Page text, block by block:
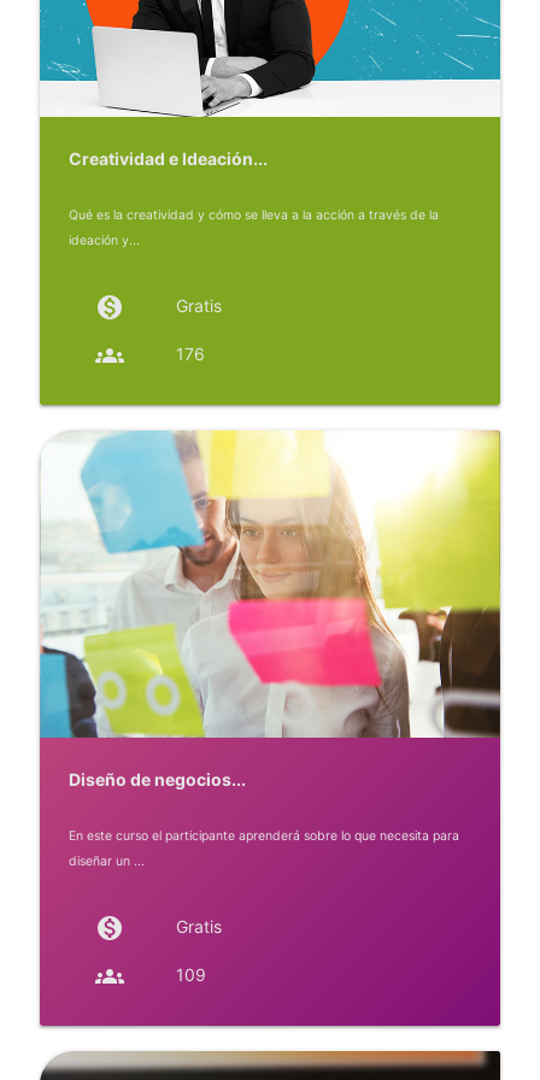
Creatividad e Ideación...
Qué es la creatividad y cómo se lleva a la acción a través de la
ideación y...
monetization_on Gratis
groups 176
Diseño de negocios...
En este curso el participante aprenderá sobre lo que necesita para
diseñar un ...
monetization_on Gratis
groups 109